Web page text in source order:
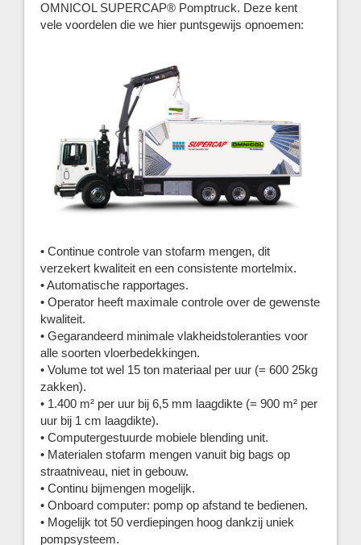
OMNICOL SUPERCAP® Pomptruck. Deze kent
vele voordelen die we hier puntsgewijs opnoemen:
• Continue controle van stofarm mengen, dit
verzekert kwaliteit en een consistente mortelmix.
• Automatische rapportages.
• Operator heeft maximale controle over de gewenste
kwaliteit.
• Gegarandeerd minimale vlakheidstoleranties voor
alle soorten vloerbedekkingen.
• Volume tot wel 15 ton materiaal per uur (= 600 25kg
zakken).
• 1.400 m² per uur bij 6,5 mm laagdikte (= 900 m² per
uur bij 1 cm laagdikte).
• Computergestuurde mobiele blending unit.
• Materialen stofarm mengen vanuit big bags op
straatniveau, niet in gebouw.
• Continu bijmengen mogelijk.
• Onboard computer: pomp op afstand te bedienen.
• Mogelijk tot 50 verdiepingen hoog dankzij uniek
pompsysteem.